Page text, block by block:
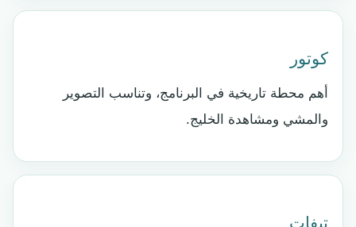
كوتور
أهم محطة تاريخية في البرنامج، وتناسب التصوير
والمشي ومشاهدة الخليج.
تيفات